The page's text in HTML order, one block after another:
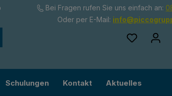
Bei Fragen rufen Sie uns einfach an:
Oder per E-Mail:
Du hast
Schulungen Kontakt Aktuelles